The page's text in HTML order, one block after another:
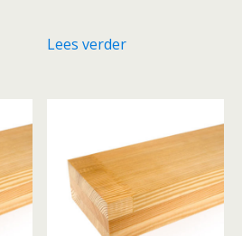
Lees verder